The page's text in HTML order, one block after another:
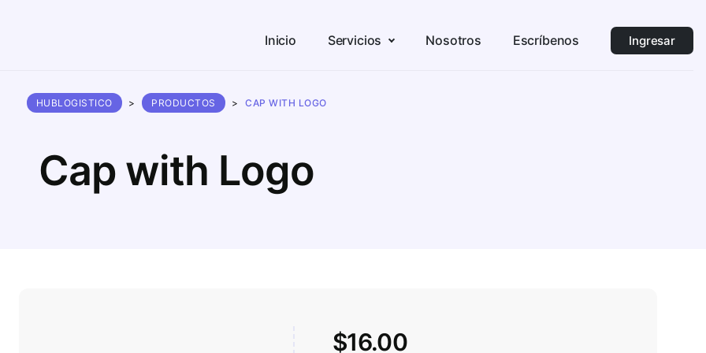
Inicio Servicios Nosotros Escríbenos Ingresar
Cap with Logo
HUBLOGISTICO > PRODUCTOS > CAP WITH LOGO
$16.00